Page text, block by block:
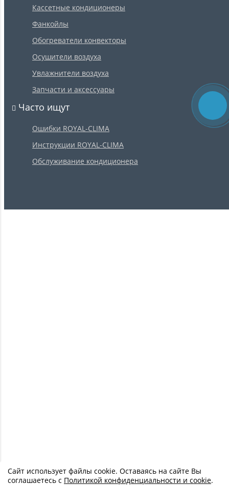
Кассетные кондиционеры
Фанкойлы
Обогреватели конвекторы
Осушители воздуха
Увлажнители воздуха
Запчасти и аксессуары
Часто ищут
Ошибки ROYAL-CLIMA
Инструкции ROYAL-CLIMA
Обслуживание кондиционера
Сайт использует файлы cookie. Оставаясь на сайте Вы
соглашаетесь с Политикой конфиденциальности и cookie.